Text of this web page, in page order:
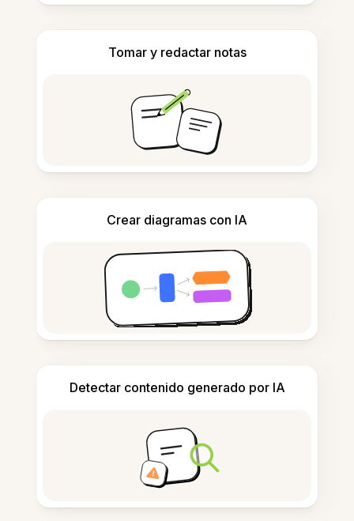
Tomar y redactar notas
Crear diagramas con IA
Detectar contenido generado por IA